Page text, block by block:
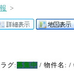
グ:募集中 / 物件名: /